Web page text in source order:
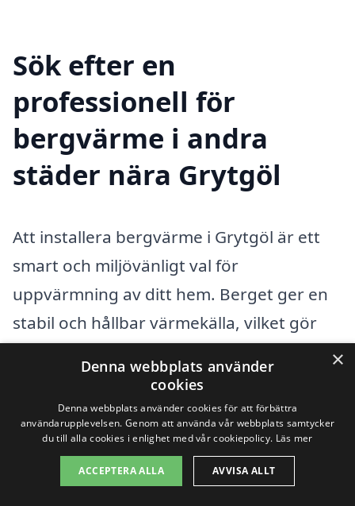
Sök efter en
professionell för
bergvärme i andra
städer nära Grytgöl
Att installera bergvärme i Grytgöl är ett
smart och miljövänligt val för
uppvärmning av ditt hem. Berget ger en
stabil och hållbar värmekälla, vilket gör
det till en kostnadseffektiv lösning på lång
sikt. Men för att få det bästa resultatet
och det mest ekonomiska erbjudandet är
det viktigt att välja rätt professionell
tjänst. Genom vår plattform kan du enkelt
hitta företag som erbjuder bergvärme i
×
Denna webbplats använder
cookies
Denna webbplats använder cookies för att förbättra
användarupplevelsen. Genom att använda vår webbplats samtycker
du till alla cookies i enlighet med vår cookiepolicy. Läs mer
ACCEPTERA ALLA AVVISA ALLT